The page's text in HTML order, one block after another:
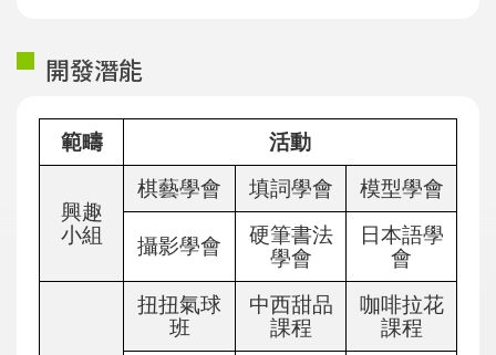
開發潛能
範疇 活動
興趣
小組
棋藝學會 填詞學會 模型學會
攝影學會
硬筆書法
學會
日本語學
會
扭扭氣球
班
中西甜品
課程
咖啡拉花
課程